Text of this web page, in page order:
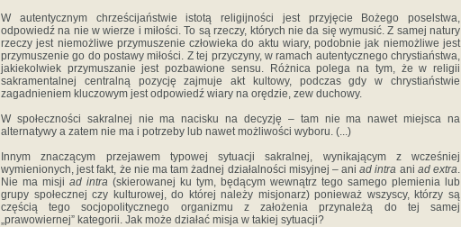
W autentycznym chrześcijaństwie istotą religijności jest przyjęcie Bożego poselstwa,
odpowiedź na nie w wierze i miłości. To są rzeczy, których nie da się wymusić. Z samej natury
rzeczy jest niemożliwe przymuszenie człowieka do aktu wiary, podobnie jak niemożliwe jest
przymuszenie go do postawy miłości. Z tej przyczyny, w ramach autentycznego chrystiaństwa,
jakiekolwiek przymuszanie jest pozbawione sensu. Różnica polega na tym, że w religii
sakramentalnej centralną pozycję zajmuje akt kultowy, podczas gdy w chrystiaństwie
zagadnieniem kluczowym jest odpowiedź wiary na orędzie, zew duchowy.
W społeczności sakralnej nie ma nacisku na decyzję – tam nie ma nawet miejsca na
alternatywy a zatem nie ma i potrzeby lub nawet możliwości wyboru. (...)
Innym znaczącym przejawem typowej sytuacji sakralnej, wynikającym z wcześniej
wymienionych, jest fakt, że nie ma tam żadnej działalności misyjnej – aniad intra ani ad extra.
Nie ma misji ad intra (skierowanej ku tym, będącym wewnątrz tego samego plemienia lub
grupy społecznej czy kulturowej, do której należy misjonarz) ponieważ wszyscy, którzy są
częścią tego socjopolitycznego organizmu z założenia przynależą do tej samej
„prawowiernej” kategorii. Jak może działać misja w takiej sytuacji?